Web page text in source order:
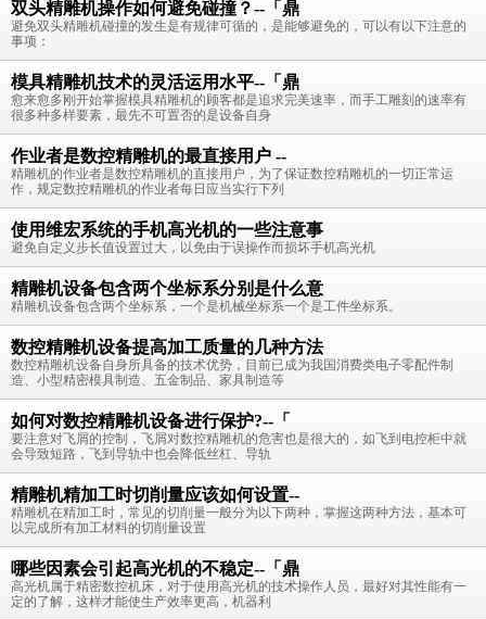
双头精雕机操作如何避免碰撞？--「鼎
避免双头精雕机碰撞的发生是有规律可循的，是能够避免的，可以有以下注意的
事项：
模具精雕机技术的灵活运用水平--「鼎
愈来愈多刚开始掌握模具精雕机的顾客都是追求完美速率，而手工雕刻的速率有
很多种多样要素，最先不可置否的是设备自身
作业者是数控精雕机的最直接用户 --
精雕机的作业者是数控精雕机的直接用户，为了保证数控精雕机的一切正常运
作，规定数控精雕机的作业者每日应当实行下列
使用维宏系统的手机高光机的一些注意事
避免自定义步长值设置过大，以免由于误操作而损坏手机高光机
精雕机设备包含两个坐标系分别是什么意
精雕机设备包含两个坐标系，一个是机械坐标系一个是工件坐标系。
数控精雕机设备提高加工质量的几种方法
数控精雕机设备自身所具备的技术优势，目前已成为我国消费类电子零配件制
造、小型精密模具制造、五金制品、家具制造等
如何对数控精雕机设备进行保护?--「
要注意对飞屑的控制，飞屑对数控精雕机的危害也是很大的，如飞到电控柜中就
会导致短路，飞到导轨中也会降低丝杠、导轨
精雕机精加工时切削量应该如何设置--
精雕机在精加工时，常见的切削量一般分为以下两种，掌握这两种方法，基本可
以完成所有加工材料的切削量设置
哪些因素会引起高光机的不稳定--「鼎
高光机属于精密数控机床，对于使用高光机的技术操作人员，最好对其性能有一
定的了解，这样才能使生产效率更高，机器利